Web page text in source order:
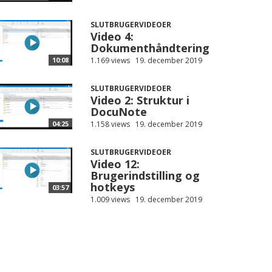
10:08
SLUTBRUGERVIDEOER
Video 4:
Dokumenthåndtering
1.169 views 19. december 2019
04:25
SLUTBRUGERVIDEOER
Video 2: Struktur i
DocuNote
1.158 views 19. december 2019
03:57
SLUTBRUGERVIDEOER
Video 12:
Brugerindstilling og
hotkeys
1.009 views 19. december 2019